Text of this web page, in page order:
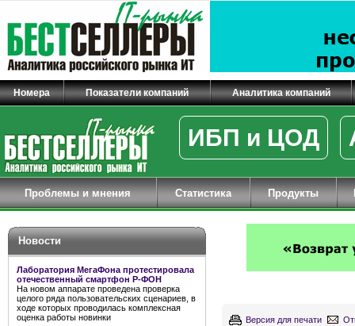
Номера Показатели компаний Аналитика компаний
ИБП и ЦОД
Проблемы и мнения Статистика Продукты
Новости
Лаборатория МегаФона протестировала
отечественный смартфон Р-ФОН
На новом аппарате проведена проверка
целого ряда пользовательских сценариев, в
ходе которых проводилась комплексная
оценка работы новинки
Версия для печати